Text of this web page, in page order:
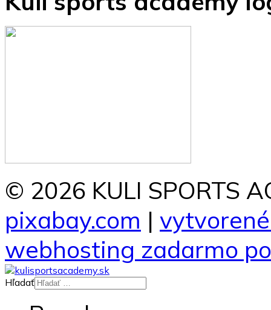
© 2026 KULI SPORTS
pixabay.com |
webhosting zadarmo
Hľadať